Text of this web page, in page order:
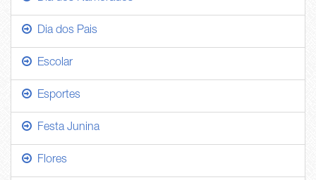
Dia dos Pais
Escolar
Esportes
Festa Junina
Flores